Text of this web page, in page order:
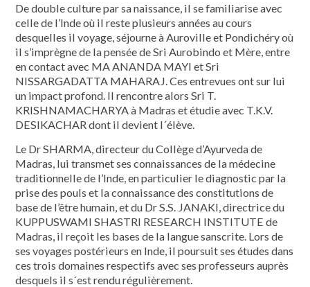
De double culture par sa naissance, il se familiarise avec
celle de l’Inde où il reste plusieurs années au cours
desquelles il voyage, séjourne à Auroville et Pondichéry où
il s’imprègne de la pensée de Sri Aurobindo et Mère, entre
en contact avec MA ANANDA MAYI et Sri
NISSARGADATTA MAHARAJ. Ces entrevues ont sur lui
un impact profond. Il rencontre alors Sri T.
KRISHNAMACHARYA à Madras et étudie avec T.K.V.
DESIKACHAR dont il devient l´élève.
Le Dr SHARMA, directeur du Collège d’Ayurveda de
Madras, lui transmet ses connaissances de la médecine
traditionnelle de l’Inde, en particulier le diagnostic par la
prise des pouls et la connaissance des constitutions de
base de l’être humain, et du Dr S.S. JANAKI, directrice du
KUPPUSWAMI SHASTRI RESEARCH INSTITUTE de
Madras, il reçoit les bases de la langue sanscrite. Lors de
ses voyages postérieurs en Inde, il poursuit ses études dans
ces trois domaines respectifs avec ses professeurs auprès
desquels il s´est rendu régulièrement.